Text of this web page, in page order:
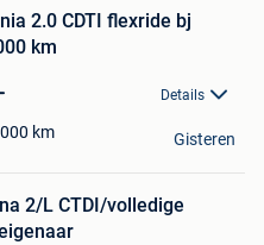
2.0 CDTI flexride bj
km
Details
km Gisteren
2/L CTDI/volledige